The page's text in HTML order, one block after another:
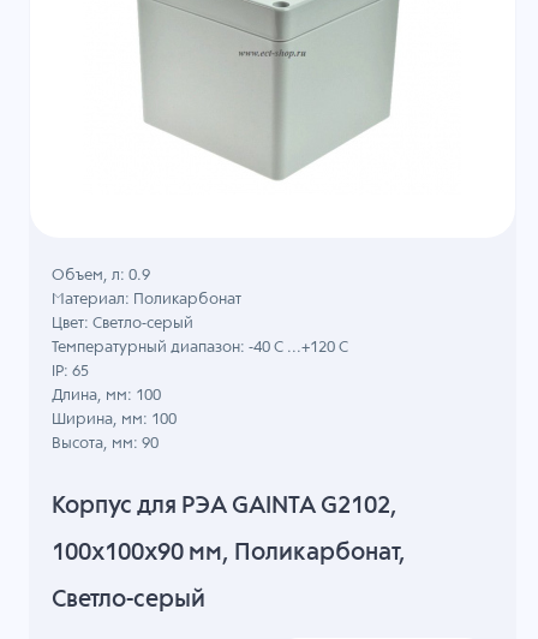
Корпус для РЭА GAINTA G2102,
100x100x90 мм, Поликарбонат,
Светло-серый
Объем, л: 0.9
Материал: Поликарбонат
Цвет: Светло-серый
Температурный диапазон: -40 C ...+120 C
IP: 65
Длина, мм: 100
Ширина, мм: 100
Высота, мм: 90